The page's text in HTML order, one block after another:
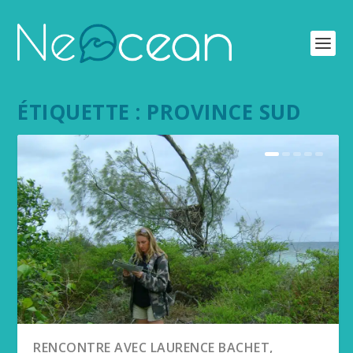
ÉTIQUETTE : PROVINCE SUD
RENCONTRE AVEC LAURENCE BACHET,